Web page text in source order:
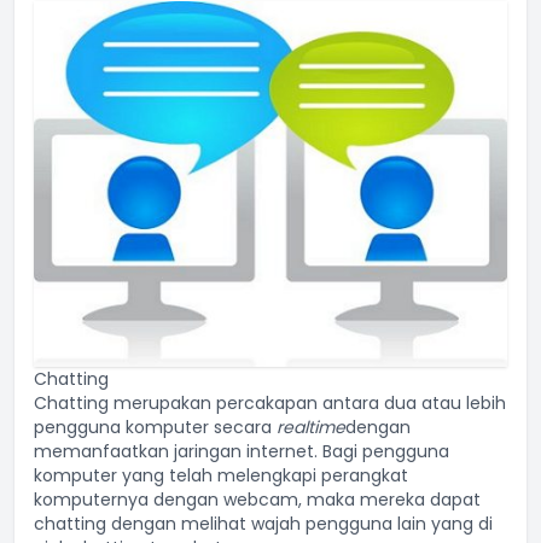
Chatting
Chatting merupakan percakapan antara dua atau lebih
pengguna komputer secara realtimedengan
memanfaatkan jaringan internet. Bagi pengguna
komputer yang telah melengkapi perangkat
komputernya dengan webcam, maka mereka dapat
chatting dengan melihat wajah pengguna lain yang di